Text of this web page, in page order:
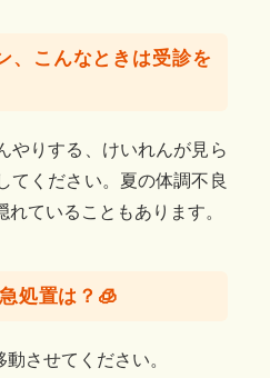
、こんなときは受診を
やりする、けいれんが見ら
てください。夏の体調不良
ていることもあります。
処置は？🧊
させてください。